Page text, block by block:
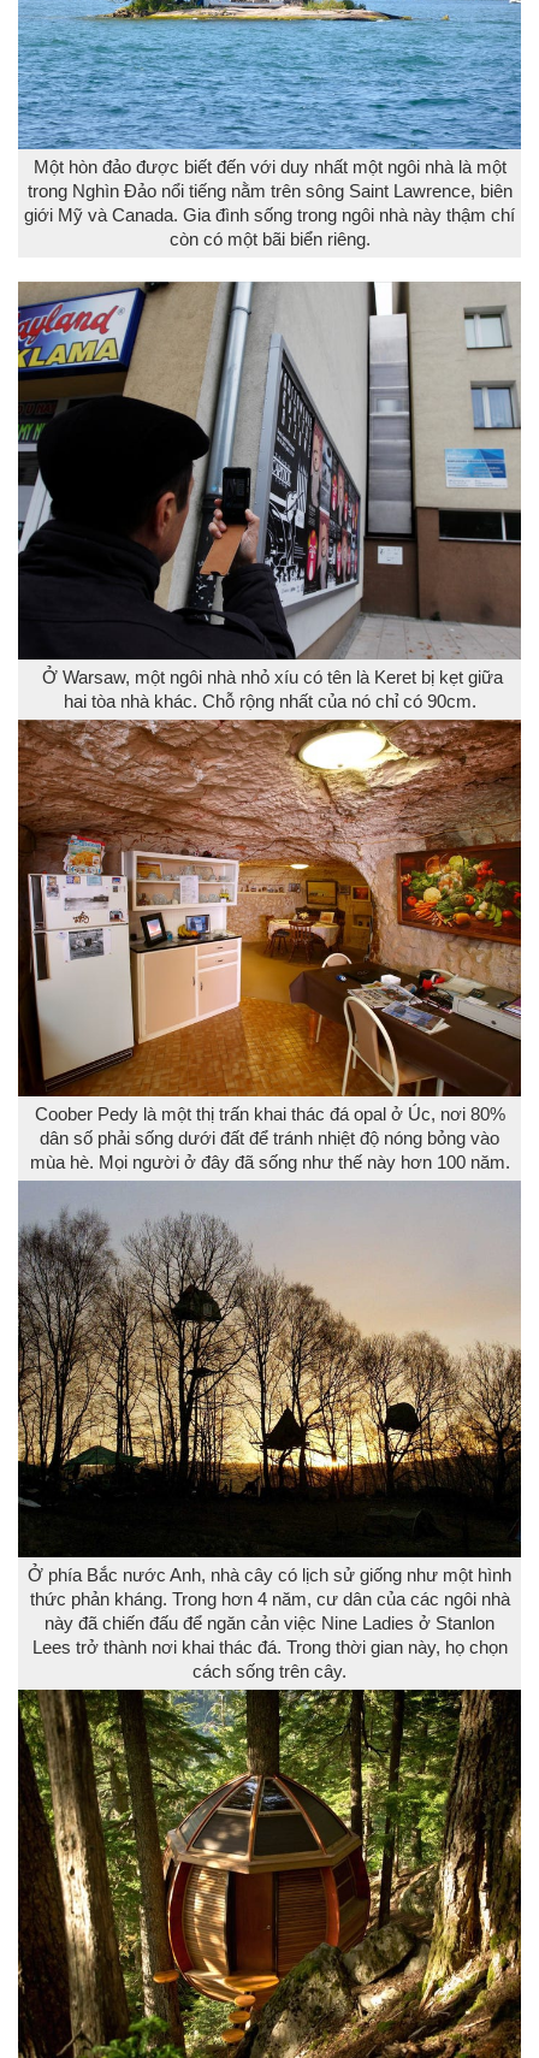
Một hòn đảo được biết đến với duy nhất một ngôi nhà là một
trong Nghìn Đảo nổi tiếng nằm trên sông Saint Lawrence, biên
giới Mỹ và Canada. Gia đình sống trong ngôi nhà này thậm chí
còn có một bãi biển riêng.
Ở Warsaw, một ngôi nhà nhỏ xíu có tên là Keret bị kẹt giữa
hai tòa nhà khác. Chỗ rộng nhất của nó chỉ có 90cm.
Coober Pedy là một thị trấn khai thác đá opal ở Úc, nơi 80%
dân số phải sống dưới đất để tránh nhiệt độ nóng bỏng vào
mùa hè. Mọi người ở đây đã sống như thế này hơn 100 năm.
Ở phía Bắc nước Anh, nhà cây có lịch sử giống như một hình
thức phản kháng. Trong hơn 4 năm, cư dân của các ngôi nhà
này đã chiến đấu để ngăn cản việc Nine Ladies ở Stanlon
Lees trở thành nơi khai thác đá. Trong thời gian này, họ chọn
cách sống trên cây.